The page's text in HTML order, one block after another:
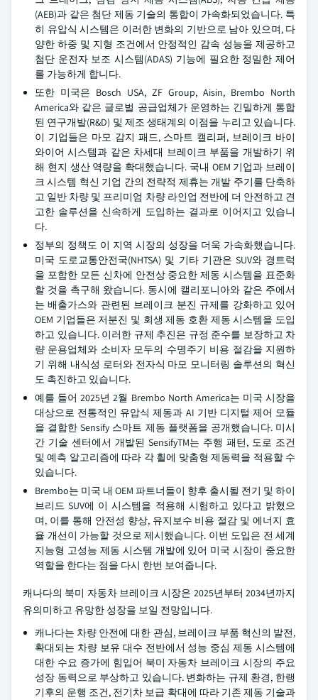
(AEB)과 같은 첨단 제동 기술의 통합이 가속화되었습니다. 특
히 유압식 시스템은 이러한 변화의 기반으로 남아 있으며, 다
양한 하중 및 지형 조건에서 안정적인 감속 성능을 제공하고
첨단 운전자 보조 시스템(ADAS) 기능에 필요한 정밀한 제어
를 가능하게 합니다.
또한 미국은 Bosch USA, ZF Group, Aisin, Brembo North
America와 같은 글로벌 공급업체가 운영하는 긴밀하게 통합
된 연구개발(R&D) 및 제조 생태계의 이점을 누리고 있습니다.
이 기업들은 마모 감지 패드, 스마트 캘리퍼, 브레이크 바이
와이어 시스템과 같은 차세대 브레이크 부품을 개발하기 위
해 현지 생산 역량을 확대했습니다. 국내 OEM 기업과 브레이
크 시스템 혁신 기업 간의 전략적 제휴는 개발 주기를 단축하
고 일반 차량 및 프리미엄 차량 라인업 전반에 더 안전하고 견
고한 솔루션을 신속하게 도입하는 결과로 이어지고 있습니
다.
정부의 정책도 이 지역 시장의 성장을 더욱 가속화했습니다.
미국 도로교통안전국(NHTSA) 및 기타 기관은 SUV와 경트럭
을 포함한 모든 신차에 안전상 중요한 제동 시스템을 표준화
할 것을 촉구해 왔습니다. 동시에 캘리포니아와 같은 주에서
는 배출가스와 관련된 브레이크 분진 규제를 강화하고 있어
OEM 기업들은 저분진 및 회생 제동 호환 제동 시스템을 도입
하고 있습니다. 이러한 규제 추진은 규정 준수를 보장하고 차
량 운용업체와 소비자 모두의 수명주기 비용 절감을 지원하
기 위해 내식성 로터와 전자식 마모 모니터링 솔루션의 혁신
도 촉진하고 있습니다.
예를 들어 2025년 2월 Brembo North America는 미국 시장을
대상으로 전통적인 유압식 제동과 AI 기반 디지털 제어 모듈
을 결합한 Sensify 스마트 제동 플랫폼을 공개했습니다. 미시
간 기술 센터에서 개발된 SensifyTM는 주행 패턴, 도로 조건
및 예측 알고리즘에 따라 각 휠에 맞춤형 제동력을 적용할 수
있습니다.
Brembo는 미국 내 OEM 파트너들이 향후 출시될 전기 및 하이
브리드 SUV에 이 시스템을 적용해 시험하고 있다고 밝혔으
며, 이를 통해 안전성 향상, 유지보수 비용 절감 및 에너지 효
율 개선이 가능할 것으로 제시했습니다. 이번 도입은 전 세계
지능형 고성능 제동 시스템 개발에 있어 미국 시장이 중요한
역할을 한다는 점을 다시 한번 보여줍니다.
캐나다의 북미 자동차 브레이크 시장은 2025년부터 2034년까지
유의미하고 유망한 성장을 보일 전망입니다.
캐나다는 차량 안전에 대한 관심, 브레이크 부품 혁신의 발전,
확대되는 차량 보유 대수 전반에서 성능 중심 제동 시스템에
대한 수요 증가에 힘입어 북미 자동차 브레이크 시장의 주요
성장 동력으로 부상하고 있습니다. 변화하는 규제 환경, 한랭
기후의 운행 조건, 전기차 보급 확대에 따라 기존 제동 기술과